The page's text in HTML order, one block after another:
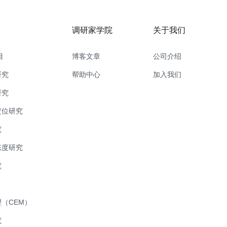
究
究
研究
研究
CEM）
调研家学院
博客文章
帮助中心
关于我们
公司介绍
加入我们